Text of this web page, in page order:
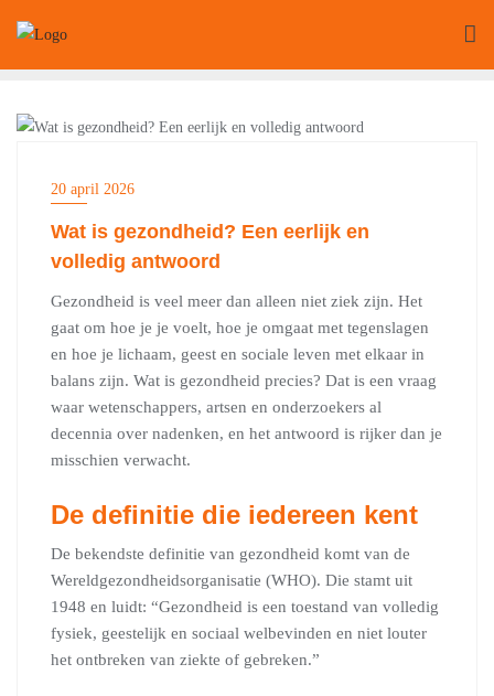
naar
de
20 april 2026
Wat is gezondheid? Een eerlijk en
volledig antwoord
Gezondheid is veel meer dan alleen niet ziek zijn. Het
gaat om hoe je je voelt, hoe je omgaat met tegenslagen
en hoe je lichaam, geest en sociale leven met elkaar in
balans zijn. Wat is gezondheid precies? Dat is een vraag
waar wetenschappers, artsen en onderzoekers al
decennia over nadenken, en het antwoord is rijker dan je
misschien verwacht.
De definitie die iedereen kent
De bekendste definitie van gezondheid komt van de
Wereldgezondheidsorganisatie (WHO). Die stamt uit
1948 en luidt: “Gezondheid is een toestand van volledig
fysiek, geestelijk en sociaal welbevinden en niet louter
het ontbreken van ziekte of gebreken.”